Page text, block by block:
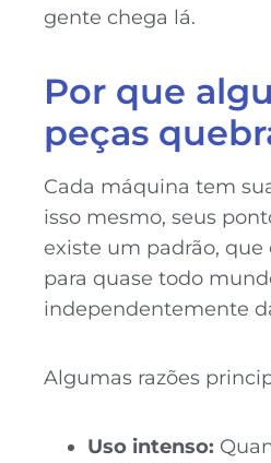
gente chega lá.
Por que
peças
Cada máquina tem
isso mesmo, seus
existe um padrão,
para quase todo
independentemente
Algumas razões
Uso intenso: